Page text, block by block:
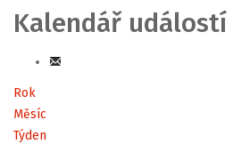
Kalendář událostí
Rok
Měsíc
Týden